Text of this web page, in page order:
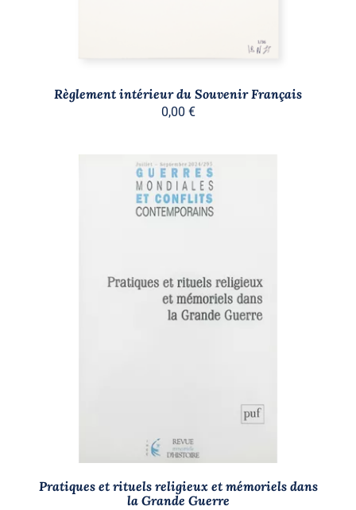
Règlement intérieur du Souvenir Français
0,00 €
AJOUTER AU PANIER
/
Pratiques et rituels religieux et mémoriels dans
la Grande Guerre